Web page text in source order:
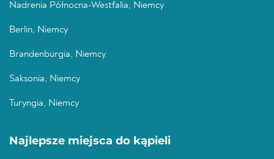
Nadrenia Północna-Westfalia, Niemcy
Berlin, Niemcy
Brandenburgia, Niemcy
Saksonia, Niemcy
Turyngia, Niemcy
Najlepsze miejsca do kąpieli